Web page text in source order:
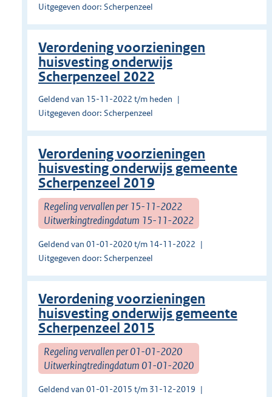
Uitgegeven door: Scherpenzeel
Verordening voorzieningen
huisvesting onderwijs
Scherpenzeel 2022
Geldend van 15-11-2022 t/m heden
Uitgegeven door: Scherpenzeel
Verordening voorzieningen
huisvesting onderwijs gemeente
Scherpenzeel 2019
Regeling vervallen per 15-11-2022
Uitwerkingtredingdatum 15-11-2022
Geldend van 01-01-2020 t/m 14-11-2022
Uitgegeven door: Scherpenzeel
Verordening voorzieningen
huisvesting onderwijs gemeente
Scherpenzeel 2015
Regeling vervallen per 01-01-2020
Uitwerkingtredingdatum 01-01-2020
Geldend van 01-01-2015 t/m 31-12-2019